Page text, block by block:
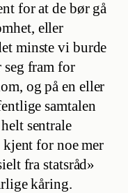
for at de bør gå
eller
minste vi burde
seg fram for
og på en eller
samtalen
sentrale
for noe mer
fra statsråd»
kåring.